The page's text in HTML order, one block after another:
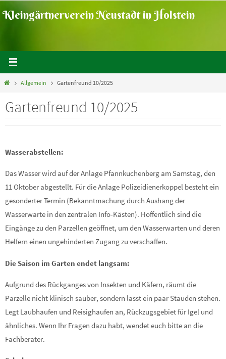
Inhalt
Kleingärtnerverein Neustadt in Holstein
HomeAllgemein Gartenfreund 10/2025
Gartenfreund 10/2025
Wasserabstellen:
Das Wasser wird auf der Anlage Pfannkuchenberg am Samstag, den
11 Oktober abgestellt. Für die Anlage Polizeidienerkoppel besteht ein
gesonderter Termin (Bekanntmachung durch Aushang der
Wasserwarte in den zentralen Info-Kästen). Hoffentlich sind die
Eingänge zu den Parzellen geöffnet, um den Wasserwarten und deren
Helfern einen ungehinderten Zugang zu verschaffen.
Die Saison im Garten endet langsam:
Aufgrund des Rückganges von Insekten und Käfern, räumt die
Parzelle nicht klinisch sauber, sondern lasst ein paar Stauden stehen.
Legt Laubhaufen und Reisighaufen an, Rückzugsgebiet für Igel und
ähnliches. Wenn Ihr Fragen dazu habt, wendet euch bitte an die
Fachberater.